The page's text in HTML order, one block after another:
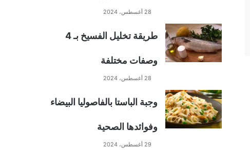
28 أغسطس، 2024
طريقة تخليل الفسيخ بـ 4
وصفات مختلفة
28 أغسطس، 2024
وجبة الباستا بالفاصوليا البيضاء
وفوائدها الصحية
29 أغسطس، 2024